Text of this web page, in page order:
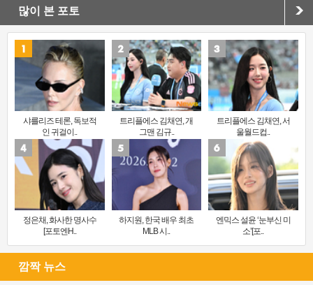
많이 본 포토
샤를리즈 테론, 독보적
인 귀걸이..
트리플에스 김채연, 개
그맨 김규..
트리플에스 김채연, 서
울월드컵..
정은채, 화사한 명사수
[포토엔H..
하지원, 한국 배우 최초
MLB 시..
엔믹스 설윤 ‘눈부신 미
소’[포..
깜짝 뉴스